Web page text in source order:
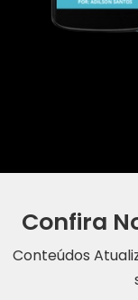
Confira
Conteúdos